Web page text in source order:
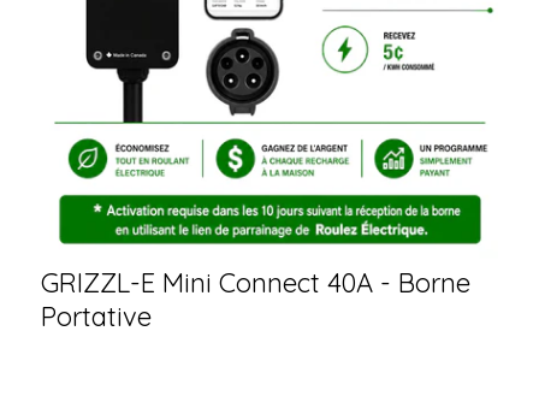
GRIZZL-E Mini Connect 40A - Borne
Portative